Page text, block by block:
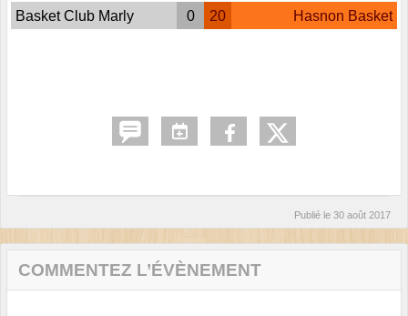
Basket Club Marly 0 20 Hasnon Basket
Publié le 30 août 2017
COMMENTEZ L’ÉVÈNEMENT